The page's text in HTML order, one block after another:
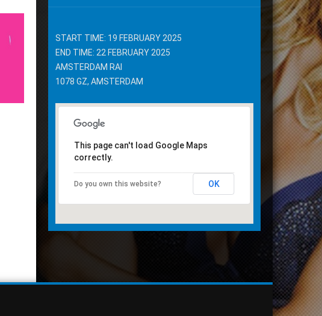
START TIME: 19 FEBRUARY 2025
END TIME: 22 FEBRUARY 2025
AMSTERDAM RAI
1078 GZ, AMSTERDAM
This page can't load Google Maps
correctly.
Do you own this website? OK